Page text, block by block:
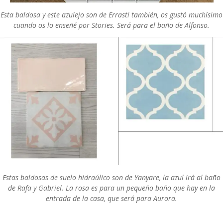
Esta baldosa y este azulejo son de Errasti también, os gustó muchísimo
cuando os lo enseñé por Stories. Será para el baño de Alfonso.
Estas baldosas de suelo hidraúlico son de Yanyare, la azul irá al baño
de Rafa y Gabriel. La rosa es para un pequeño baño que hay en la
entrada de la casa, que será para Aurora.